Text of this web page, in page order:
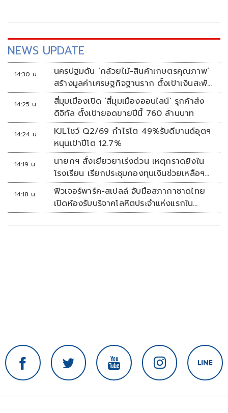
NEWS UPDATE
14:30 น.
นครปฐมดัน ‘กล้วยไม้-สินค้าเกษตรคุณภาพ’
สร้างมูลค่าเศรษฐกิจฐานราก ตั้งเป้าเงินสะพัด
10 ล้านบาท
14:25 น.
สี่มุมเมืองเปิด ‘สี่มุมเมืองออนไลน์’ รุกค้าส่ง
ดิจิทัล ตั้งเป้ายอดขายปีนี้ 760 ล้านบาท
14:24 น.
KJLโชว์ Q2/69 กำไรโต 49%รับดีมานด์อุตฯ
หนุนเป้าปีโต 12.7%
14:19 น.
นายกฯ สั่งเยียวยาเร่งด่วน เหตุกราดยิงใน
โรงเรียน เรียกประชุมกองทุนเงินช่วยเหลือฯ
ทันที
14:18 น.
ฟิวเจอร์พาร์ค-สเปลล์ จับมือสภากาชาดไทย
เปิดห้องรับบริจาคโลหิตประจำแห่งแรกใน
ศูนย์การค้าปทุมธานี